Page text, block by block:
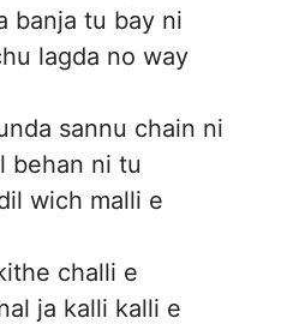
banja tu bay ni
lagda no way
sannu chain ni
behan ni tu
wich malli e
challi e
ja kalli kalli e